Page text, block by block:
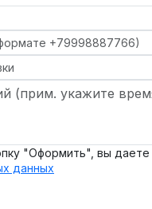
"Оформить", вы даете
данных